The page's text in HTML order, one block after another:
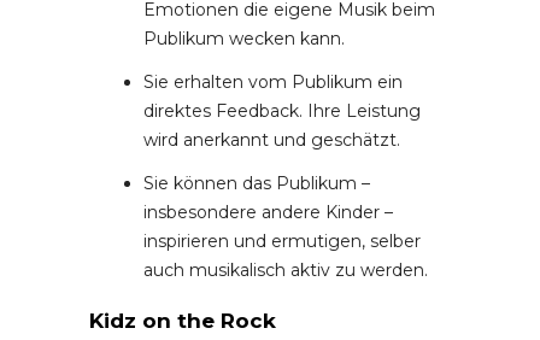
Emotionen die eigene Musik beim
Publikum wecken kann.
Sie erhalten vom Publikum ein
direktes Feedback. Ihre Leistung
wird anerkannt und geschätzt.
Sie können das Publikum –
insbesondere andere Kinder –
inspirieren und ermutigen, selber
auch musikalisch aktiv zu werden.
Kidz on the Rock